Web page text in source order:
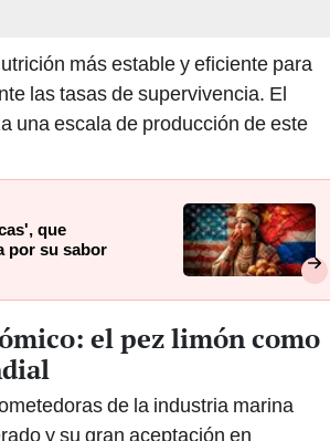
más estable y eficiente para
las tasas de supervivencia. El
una escala de producción de este
que
por su sabor
el pez limón como
de la industria marina
y su gran aceptación en